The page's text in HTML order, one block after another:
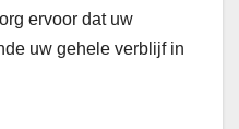
ervoor dat uw
uw gehele verblijf in